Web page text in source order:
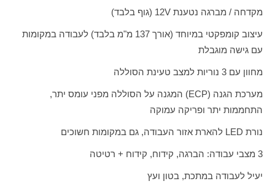
מקדחה / מברגה נטענת V12 (גוף בלבד)
עיצוב קומפקטי במיוחד (אורך 137 מ"מ בלבד) לעבודה במקומות
עם גישה מוגבלת
מחוון עם 3 נוריות למצב טעינת הסוללה
מערכת הגנה (ECP) המגנה על הסוללה מפני עומס יתר,
התחממות יתר ופריקה עמוקה
נורת LED להארת אזור העבודה, גם במקומות חשוכים
3 מצבי עבודה: הברגה, קידוח, קידוח + רטיטה
יעיל לעבודה במתכת, בטון ועץ